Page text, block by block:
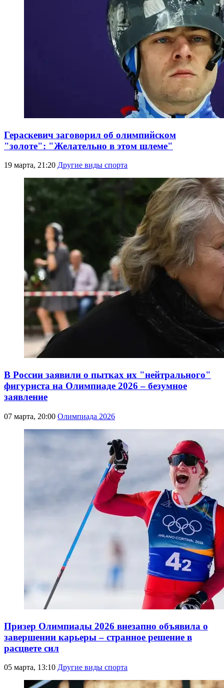
Гераскевич заговорил об олимпийском
"золоте": "Желательно в этом шлеме"
19 марта, 21:20 Другие виды спорта
В России заявили о пытках их "нейтрального"
фигуриста на Олимпиаде 2026 – безумное
заявление
07 марта, 20:00 Олимпиада 2026
Призер Олимпиады 2026 внезапно объявила о
завершении карьеры – странное решение в
расцвете сил
05 марта, 13:10 Другие виды спорта